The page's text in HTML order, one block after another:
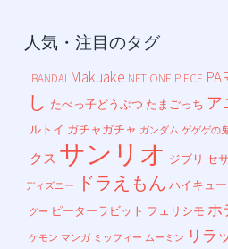
人気・注目のタグ
BANDAI Makuake NFT ONE PIECE
し たべっ子どうぶつ たまごっち ア
ルトイ ガチャガチャ ガンダム ゲゲゲの
クス サンリオ ジブリ セ
ディズニー ドラえもん ハイキュ
グー ピーターラビット フェリシモ ホ
ケモン マンガ ミッフィー ムーミン リラ